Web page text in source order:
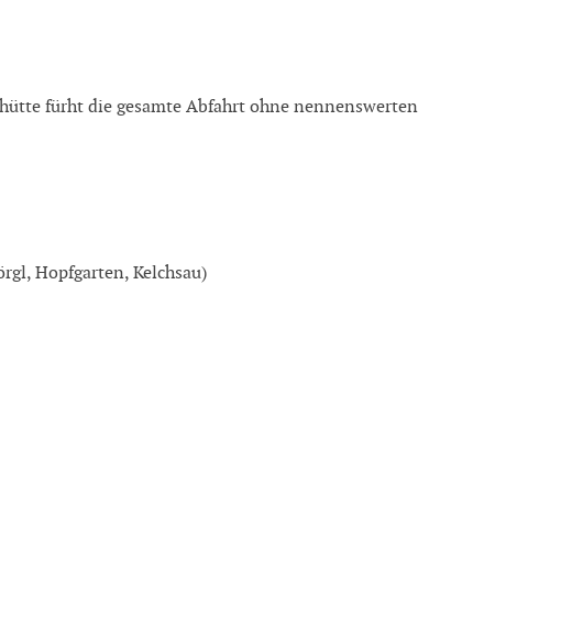
fürht die gesamte Abfahrt ohne nennenswerten
Hopfgarten, Kelchsau)